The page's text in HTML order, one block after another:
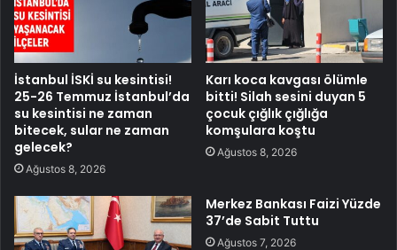
İstanbul İSKİ su kesintisi!
25-26 Temmuz İstanbul’da
su kesintisi ne zaman
bitecek, sular ne zaman
gelecek?
Ağustos 8, 2026
Karı koca kavgası ölümle
bitti! Silah sesini duyan 5
çocuk çığlık çığlığa
komşulara koştu
Ağustos 8, 2026
Merkez Bankası Faizi Yüzde
37’de Sabit Tuttu
Ağustos 7, 2026